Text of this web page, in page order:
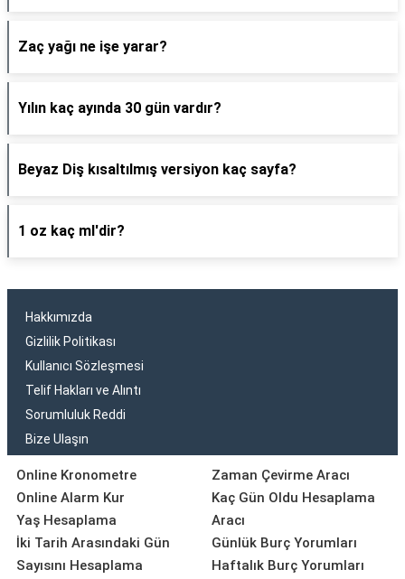
Zaç yağı ne işe yarar?
Yılın kaç ayında 30 gün vardır?
Beyaz Diş kısaltılmış versiyon kaç sayfa?
1 oz kaç ml'dir?
Hakkımızda
Gizlilik Politikası
Kullanıcı Sözleşmesi
Telif Hakları ve Alıntı
Sorumluluk Reddi
Bize Ulaşın
Online Kronometre
Online Alarm Kur
Yaş Hesaplama
İki Tarih Arasındaki Gün
Sayısını Hesaplama
Zaman Çevirme Aracı
Kaç Gün Oldu Hesaplama
Aracı
Günlük Burç Yorumları
Haftalık Burç Yorumları